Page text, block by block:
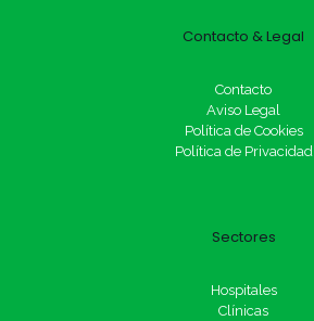
Contacto & Legal
Contacto
Aviso Legal
Política de Cookies
Política de Privacidad
Sectores
Hospitales
Clínicas